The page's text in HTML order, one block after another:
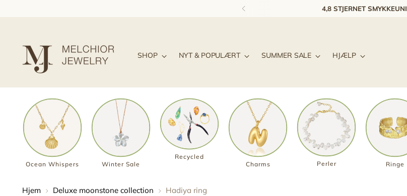
4,8 STJERNET SMYKKEUNIVERS ★★★★★
SHOP NYT & POPULÆRT SUMMER SALE HJÆLP
Ocean Whispers Winter Sale
Recycled
Charms
Perler Ringe
Hjem Deluxe moonstone collection Hadiya ring